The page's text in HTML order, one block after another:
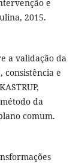
e
2015.
a validação da
consistência e
da
comum.